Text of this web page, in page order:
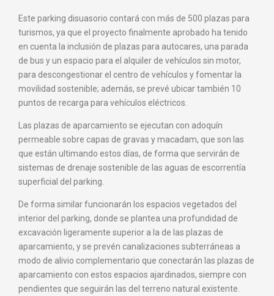
Este parking disuasorio contará con más de 500 plazas para
turismos, ya que el proyecto finalmente aprobado ha tenido
en cuenta la inclusión de plazas para autocares, una parada
de bus y un espacio para el alquiler de vehículos sin motor,
para descongestionar el centro de vehículos y fomentar la
movilidad sostenible; además, se prevé ubicar también 10
puntos de recarga para vehículos eléctricos.
Las plazas de aparcamiento se ejecutan con adoquín
permeable sobre capas de gravas y macadam, que son las
que están ultimando estos días, de forma que servirán de
sistemas de drenaje sostenible de las aguas de escorrentía
superficial del parking.
De forma similar funcionarán los espacios vegetados del
interior del parking, donde se plantea una profundidad de
excavación ligeramente superior a la de las plazas de
aparcamiento, y se prevén canalizaciones subterráneas a
modo de alivio complementario que conectarán las plazas de
aparcamiento con estos espacios ajardinados, siempre con
pendientes que seguirán las del terreno natural existente.